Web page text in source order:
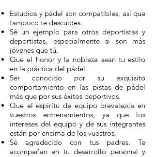
Estudios y pádel son compatibles, así que
tampoco te descuides.
Sé un ejemplo para otros deportistas y
deportistas, especialmente si son más
jóvenes que tú.
Que el honor y la nobleza sean tu estilo
en la práctica del pádel.
Ser conocido por su exquisito
comportamiento en las pistas de pádel
más que por sus éxitos deportivos.
Que el espíritu de equipo prevalezca en
vuestros entrenamientos, ya que los
intereses del equipo y de sus integrantes
están por encima de los vuestros.
Sé agradecido con tus padres. Te
acompañan en tu desarrollo personal y